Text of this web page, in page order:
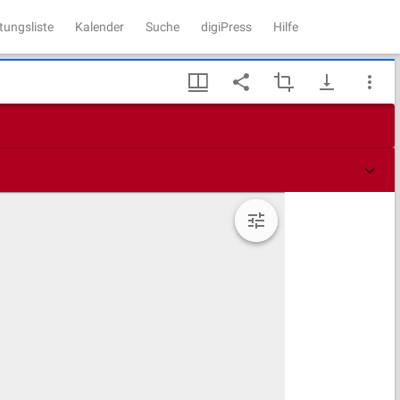
Kalender Suche digiPress Hilfe